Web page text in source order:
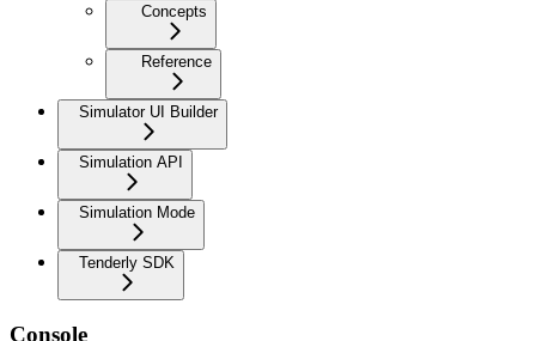
Concepts
Reference
Simulator UI Builder
Simulation API
Simulation Mode
Tenderly SDK
Console